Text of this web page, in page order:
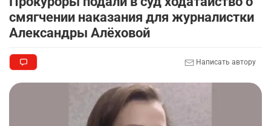
смягчении наказания для журналистки
Александры Алёховой
Написать автору